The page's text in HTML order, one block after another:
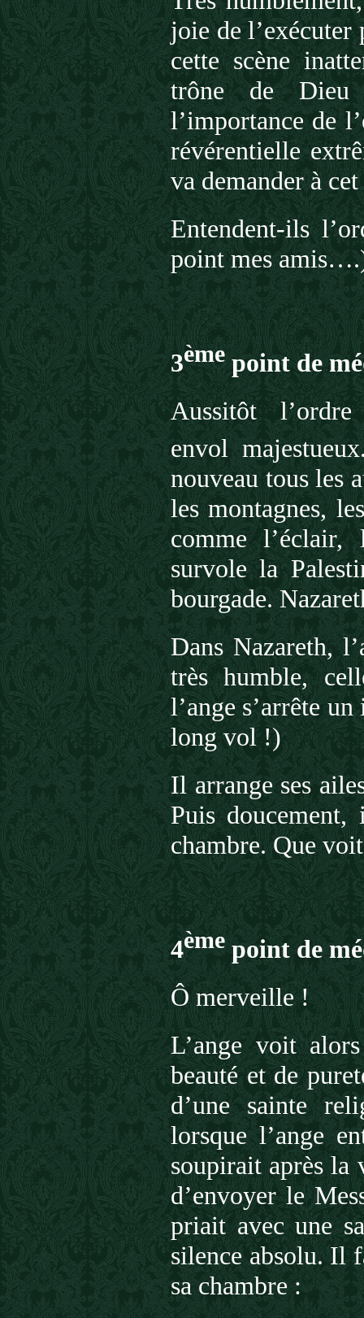
joie de l’exécuter
cette scène
trône de Dieu
l’importance de
révérentielle
va demander à
Entendent-ils
point mes
3ème point de
Aussitôt
envol
nouveau tous les
les montagnes,
comme
survole la
bourgade.
Dans Nazareth,
très humble,
l’ange s’arrête
long vol !)
Il arrange ses
Puis
chambre. Que
4ème point de
Ô merveille !
L’ange voit
beauté et de
d’une sainte
lorsque l’ange
soupirait après la
d’envoyer le
priait avec une
silence absolu. Il
sa chambre :